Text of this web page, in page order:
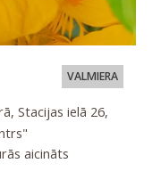
VALMIERA
Stacijas ielā 26,
aicināts